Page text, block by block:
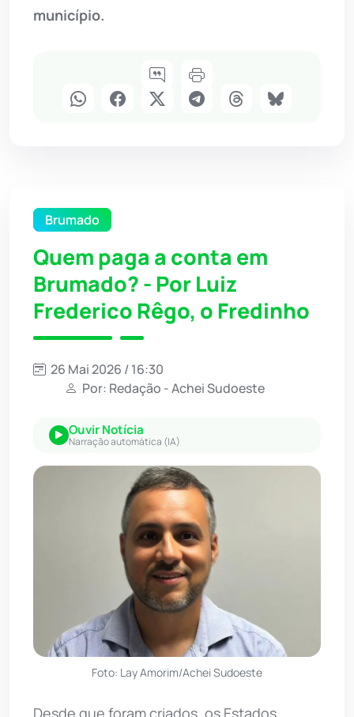
município.
Brumado
Quem paga a conta em
Brumado? - Por Luiz
Frederico Rêgo, o Fredinho
26 Mai 2026 / 16:30
Por: Redação - Achei Sudoeste
Ouvir Notícia
Narração automática (IA)
Foto: Lay Amorim/Achei Sudoeste